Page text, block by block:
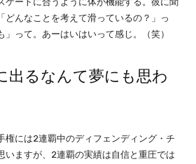
どんなことを考えて滑っているの？」っ
って。あーはいはいって感じ。（笑）
出るなんて夢にも思わ
には2連覇中のディフェンディング・チ
いますが、2連覇の実績は自信と重圧では